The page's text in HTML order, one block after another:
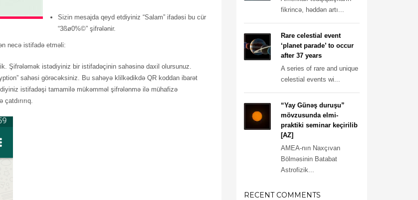
Sizin mesajda qeyd etdiyiniz “Salam” ifadəsi bu cür
“3ßø0%©” şifrələnir.
necə istifadə etməli:
Şifrələmək istədiyiniz bir istifadəçinin sahəsinə daxil olursunuz.
sahəsi görəcəksiniz. Bu sahəyə klilkədikdə QR koddan ibarət
istifadəşi tamamilə mükəmməl şifrələnmə ilə mühafizə
fikrincə, həddən artı...
Rare celestial event
‘planet parade’ to occur
after 37 years
A series of rare and unique
celestial events wi...
“Yay Günəş duruşu”
mövzusunda elmi-
praktiki seminar keçirilib
[AZ]
AMEA-nın Naxçıvan
Bölməsinin Batabat
Astrofizik...
RECENT COMMENTS